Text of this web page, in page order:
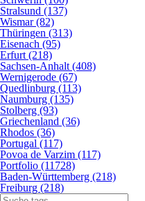
Stralsund (137)
Wismar (82)
Thüringen (313)
Eisenach (95)
Erfurt (218)
Sachsen-Anhalt (408)
Wernigerode (67)
Quedlinburg (113)
Naumburg (135)
Stolberg (93)
Griechenland (36)
Rhodos (36)
Portugal (117)
Povoa de Varzim (117)
Portfolio (11728)
Baden-Württemberg (218)
Freiburg (218)